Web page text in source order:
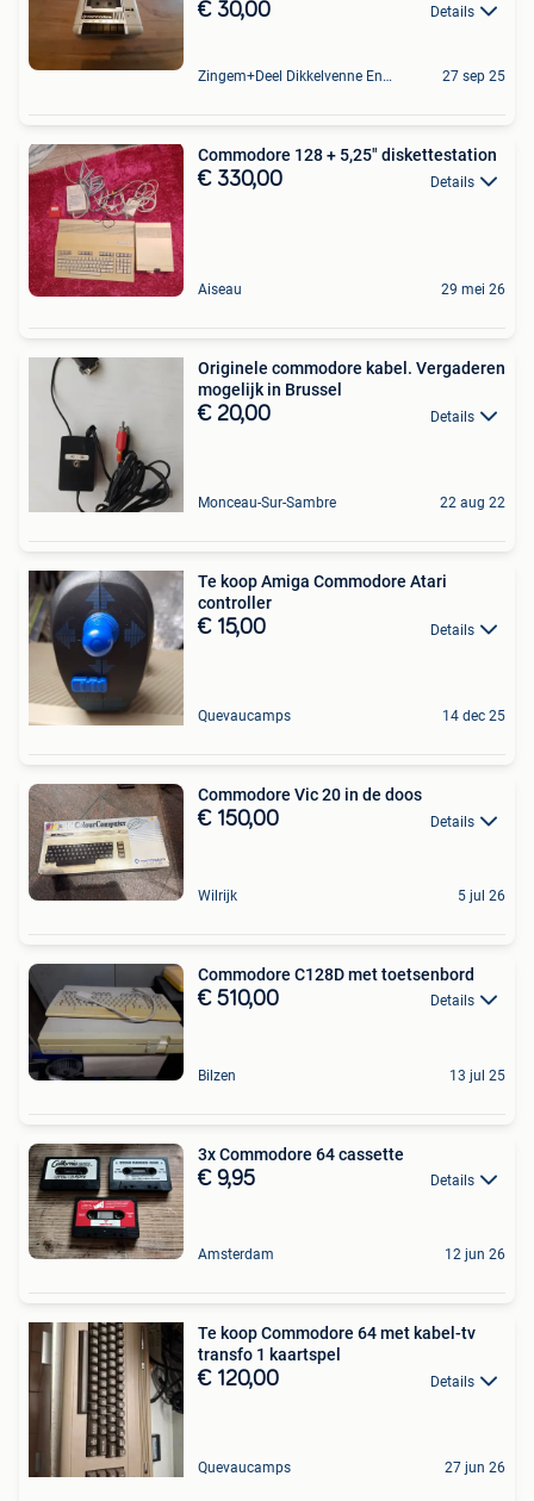
€ 30,00 Details
Zingem+Deel Dikkelvenne En Nederzwalm-Hermelgem 27 sep 25
Commodore 128 + 5,25" diskettestation
€ 330,00 Details
Aiseau 29 mei 26
Originele commodore kabel. Vergaderen
mogelijk in Brussel
€ 20,00 Details
Monceau-Sur-Sambre 22 aug 22
Te koop Amiga Commodore Atari
controller
€ 15,00 Details
Quevaucamps 14 dec 25
Commodore Vic 20 in de doos
€ 150,00 Details
Wilrijk 5 jul 26
Commodore C128D met toetsenbord
€ 510,00 Details
Bilzen 13 jul 25
3x Commodore 64 cassette
€ 9,95 Details
Amsterdam 12 jun 26
Te koop Commodore 64 met kabel-tv
transfo 1 kaartspel
€ 120,00 Details
Quevaucamps 27 jun 26